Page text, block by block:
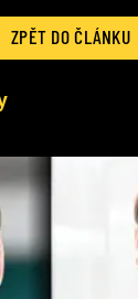
ZPĚT DO ČLÁNKU